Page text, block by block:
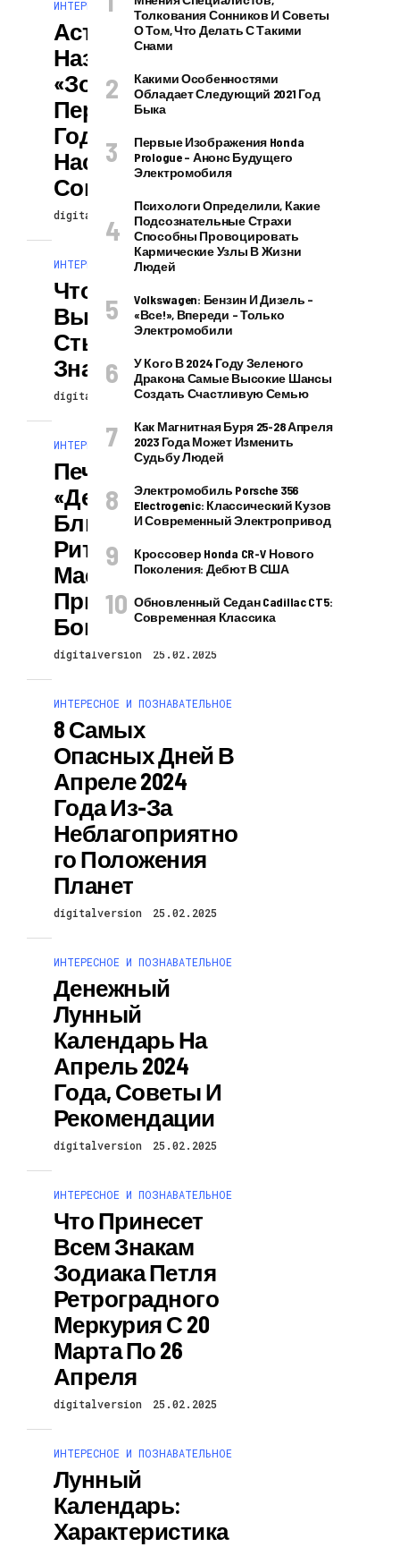
ИНТЕРЕСНОЕ И ПОЗНАВАТЕЛЬНОЕ
Астролог
Назвал 2
«золотых»
Периода 2025
Года: Первый
Наступит Уже
Совсем Скоро
digitalversion 25.02.2025
ИНТЕРЕСНОЕ И ПОЗНАВАТЕЛЬНОЕ
Что Значит, Если
Вы Родились На
Стыке Двух
Знаков Зодиака
digitalversion 25.02.2025
ИНТЕРЕСНОЕ И ПОЗНАВАТЕЛЬНОЕ
Печем
«денежные»
Блинчики:
Ритуал На
Масленицу Для
Привлечения
Богатства
digitalversion 25.02.2025
ИНТЕРЕСНОЕ И ПОЗНАВАТЕЛЬНОЕ
8 Самых
Опасных Дней В
Апреле 2024
Года Из-За
Неблагоприятно
Го Положения
Планет
digitalversion 25.02.2025
ИНТЕРЕСНОЕ И ПОЗНАВАТЕЛЬНОЕ
Денежный
Лунный
Календарь На
Апрель 2024
Года, Советы И
Рекомендации
digitalversion 25.02.2025
ИНТЕРЕСНОЕ И ПОЗНАВАТЕЛЬНОЕ
Что Принесет
Всем Знакам
Зодиака Петля
Ретроградного
Меркурия С 20
Марта По 26
Апреля
digitalversion 25.02.2025
ИНТЕРЕСНОЕ И ПОЗНАВАТЕЛЬНОЕ
Лунный
Календарь:
Характеристика
Толкования Сонников И Советы
О Том, Что Делать С Такими
Снами
Какими Особенностями
Обладает Следующий 2021 Год
Быка
Первые Изображения Honda
Prologue – Анонс Будущего
Электромобиля
Психологи Определили, Какие
Подсознательные Страхи
Способны Провоцировать
Кармические Узлы В Жизни
Людей
Volkswagen: Бензин И Дизель –
«все!», Впереди – Только
Электромобили
У Кого В 2024 Году Зеленого
Дракона Самые Высокие Шансы
Создать Счастливую Семью
Как Магнитная Буря 25-28 Апреля
2023 Года Может Изменить
Судьбу Людей
Электромобиль Porsche 356
Electrogenic: Классический Кузов
И Современный Электропривод
Кроссовер Honda CR-V Нового
Поколения: Дебют В США
Обновленный Седан Cadillac CT5:
Современная Классика